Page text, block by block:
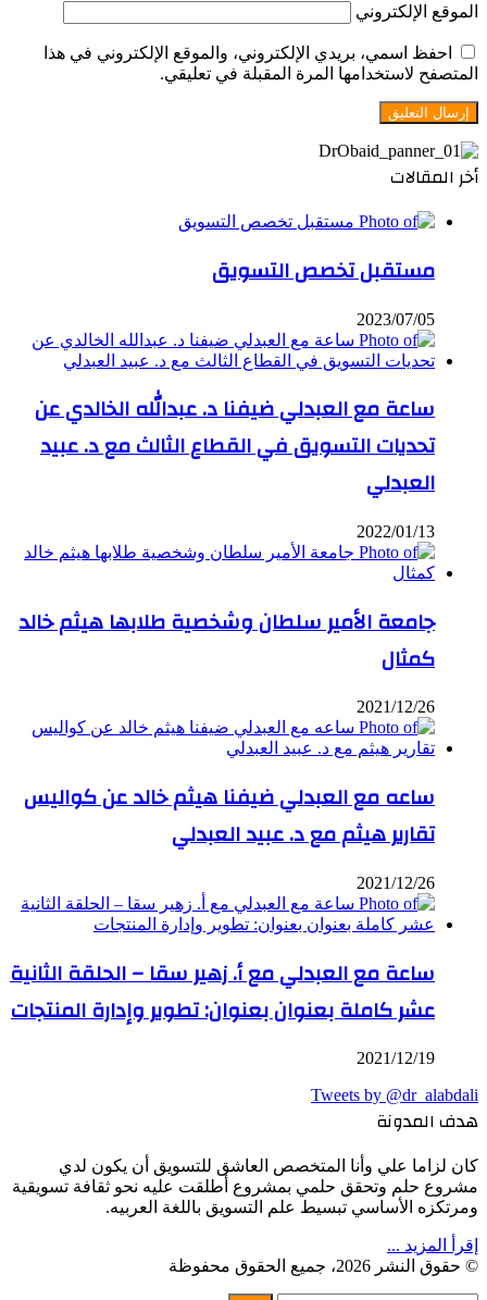
الموقع الإلكتروني
احفظ اسمي، بريدي الإلكتروني، والموقع الإلكتروني في هذا
المتصفح لاستخدامها المرة المقبلة في تعليقي.
أخر المقالات
مستقبل تخصص التسويق
2023/07/05
ساعة مع العبدلي ضيفنا د. عبدالله الخالدي عن
تحديات التسويق في القطاع الثالث مع د. عبيد
العبدلي
2022/01/13
جامعة الأمير سلطان وشخصية طلابها هيثم خالد
كمثال
2021/12/26
ساعه مع العبدلي ضيفنا هيثم خالد عن كواليس
تقارير هيثم مع د. عبيد العبدلي
2021/12/26
ساعة مع العبدلي مع أ. زهير سقا – الحلقة الثانية
عشر كاملة بعنوان بعنوان: تطوير وإدارة المنتجات
2021/12/19
Tweets by @dr_alabdali
هدف المدونة
كان لزاما علي وأنا المتخصص العاشق للتسويق أن يكون لدي
مشروع حلم وتحقق حلمي بمشروع أطلقت عليه نحو ثقافة تسويقية
ومرتكزه الأساسي تبسيط علم التسويق باللغة العربيه.
إقرأ المزيد ...
© حقوق النشر 2026، جميع الحقوق محفوظة